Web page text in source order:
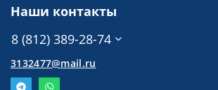
Наши контакты
8 (812) 389-28-74
3132477@mail.ru